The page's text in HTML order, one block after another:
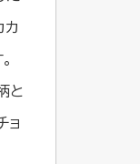
カ
と
ョ